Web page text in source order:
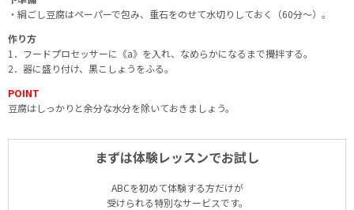
・絹ごし豆腐はペーパーで包み、重石をのせて水切りしておく（60分～）。
作り方
1．フードプロセッサーに《a》を入れ、なめらかになるまで攪拌する。
2．器に盛り付け、黒こしょうをふる。
POINT
豆腐はしっかりと余分な水分を除いておきましょう。
まずは体験レッスンでお試し
ABCを初めて体験する方だけが
受けられる特別なサービスです。